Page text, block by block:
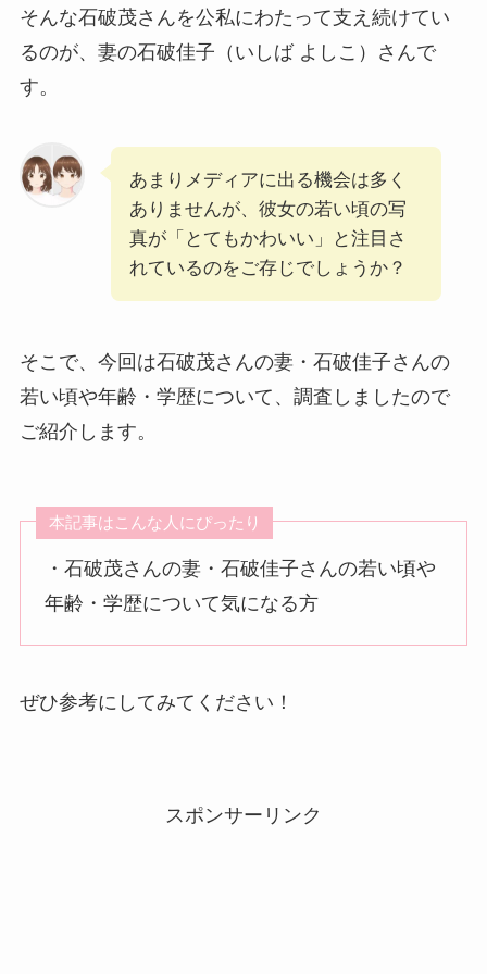
そんな石破茂さんを公私にわたって支え続けてい
るのが、妻の石破佳子（いしば よしこ）さんで
す。
あまりメディアに出る機会は多く
ありませんが、彼女の若い頃の写
真が「とてもかわいい」と注目さ
れているのをご存じでしょうか？
そこで、今回は石破茂さんの妻・石破佳子さんの
若い頃や年齢・学歴について、調査しましたので
ご紹介します。
本記事はこんな人にぴったり
・石破茂さんの妻・石破佳子さんの若い頃や
年齢・学歴について気になる方
ぜひ参考にしてみてください！
スポンサーリンク